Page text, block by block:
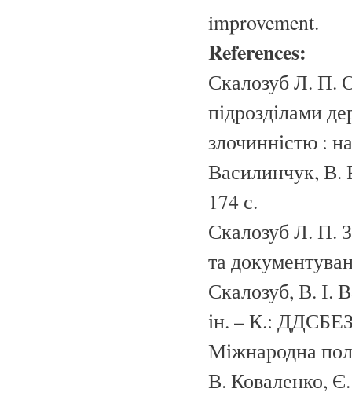
improvement.
References:
Скалозуб Л. П.
підрозділами
злочинністю :
Василинчук, В.
174 с.
Скалозуб Л. П.
та
Скалозуб, В. І.
ін. – К.:
Міжнародна
В. Коваленко,